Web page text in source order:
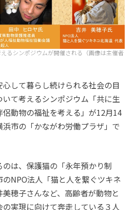
るシンポジウムが開催される（画像は主催者
して暮らし続けられる社会の目
て考えるシンポジウム「共に生
動物の福祉を考える」が12月14
市の「かながわ労働プラザ」で
は、保護猫の「永年預かり制
のNPO法人「猫と人を繋ぐツキネ
穂子さんなど、高齢者が動物と
実現に向けて奔走している３人